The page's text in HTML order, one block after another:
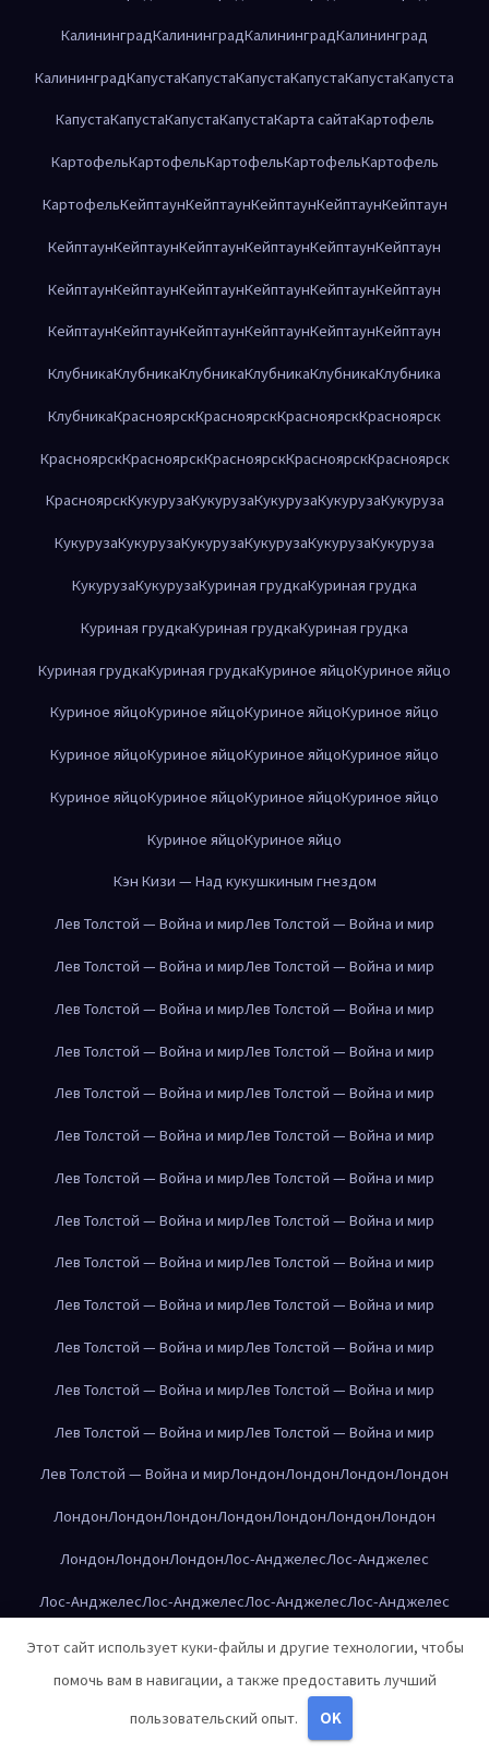
КалининградКалининградКалининградКалининград
КалининградКапустаКапустаКапустаКапустаКапустаКапуста
КапустаКапустаКапустаКапустаКарта сайтаКартофель
КартофельКартофельКартофельКартофельКартофель
КартофельКейптаунКейптаунКейптаунКейптаунКейптаун
КейптаунКейптаунКейптаунКейптаунКейптаунКейптаун
КейптаунКейптаунКейптаунКейптаунКейптаунКейптаун
КейптаунКейптаунКейптаунКейптаунКейптаунКейптаун
КлубникаКлубникаКлубникаКлубникаКлубникаКлубника
КлубникаКрасноярскКрасноярскКрасноярскКрасноярск
КрасноярскКрасноярскКрасноярскКрасноярскКрасноярск
КрасноярскКукурузаКукурузаКукурузаКукурузаКукуруза
КукурузаКукурузаКукурузаКукурузаКукурузаКукуруза
КукурузаКукурузаКуриная грудкаКуриная грудка
Куриная грудкаКуриная грудкаКуриная грудка
Куриная грудкаКуриная грудкаКуриное яйцоКуриное яйцо
Куриное яйцоКуриное яйцоКуриное яйцоКуриное яйцо
Куриное яйцоКуриное яйцоКуриное яйцоКуриное яйцо
Куриное яйцоКуриное яйцоКуриное яйцоКуриное яйцо
Куриное яйцоКуриное яйцо
Кэн Кизи — Над кукушкиным гнездом
Лев Толстой — Война и мирЛев Толстой — Война и мир
Лев Толстой — Война и мирЛев Толстой — Война и мир
Лев Толстой — Война и мирЛев Толстой — Война и мир
Лев Толстой — Война и мирЛев Толстой — Война и мир
Лев Толстой — Война и мирЛев Толстой — Война и мир
Лев Толстой — Война и мирЛев Толстой — Война и мир
Лев Толстой — Война и мирЛев Толстой — Война и мир
Лев Толстой — Война и мирЛев Толстой — Война и мир
Лев Толстой — Война и мирЛев Толстой — Война и мир
Лев Толстой — Война и мирЛев Толстой — Война и мир
Лев Толстой — Война и мирЛев Толстой — Война и мир
Лев Толстой — Война и мирЛев Толстой — Война и мир
Лев Толстой — Война и мирЛев Толстой — Война и мир
Лев Толстой — Война и мирЛондонЛондонЛондонЛондон
ЛондонЛондонЛондонЛондонЛондонЛондонЛондон
ЛондонЛондонЛондонЛос-АнджелесЛос-Анджелес
Лос-АнджелесЛос-АнджелесЛос-АнджелесЛос-Анджелес
Лос-Анджелес Лос-АнджелесЛос-АнджелесЛос-Анджелес
Лос-Анджелес Лос-АнджелесЛос-АнджелесЛос-Анджелес
Лос-АнджелесЛос-АнджелесЛос-Анджелес
Этот сайт использует куки-файлы и другие технологии, чтобы
помочь вам в навигации, а также предоставить лучший
пользовательский опыт.
OK